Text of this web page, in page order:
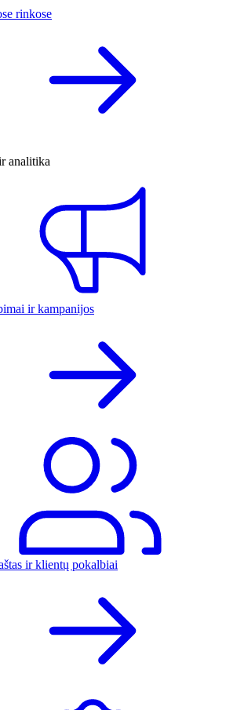
rinkose
analitika
ir kampanijos
ir klientų pokalbiai